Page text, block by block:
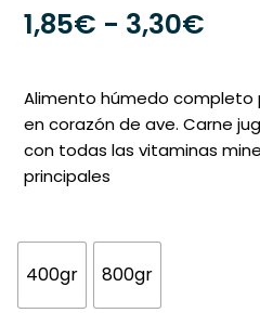
1,85€ - 3,30€
Alimento húmedo completo
en corazón de ave. Carne
con todas las vitaminas
principales
400gr 800gr